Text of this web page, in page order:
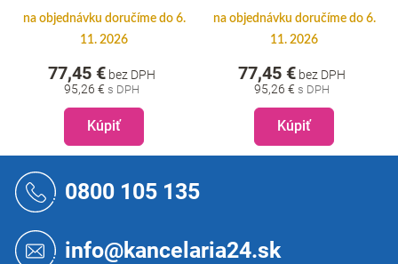
na objednávku doručíme do 6.
11. 2026
95,26 €
77,45 € bez DPH
Kúpiť
na objednávku doručíme do 6.
11. 2026
95,26 €
77,45 € bez DPH
Kúpiť
0800 105 135
info@kancelaria24.sk